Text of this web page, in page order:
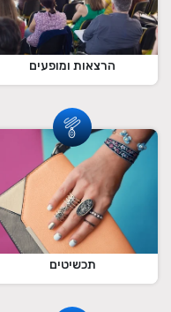
הרצאות ומופעים
תכשיטים